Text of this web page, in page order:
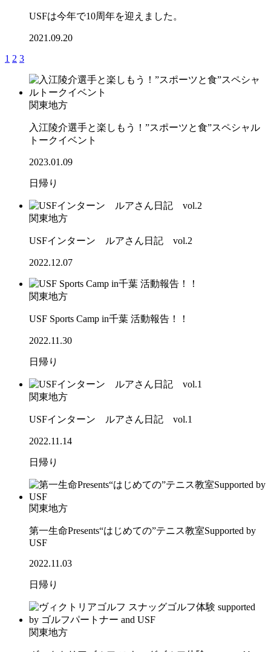
USFは今年で10周年を迎えました。
2021.09.20
1 2 3
関東地方
入江陵介選手と楽しもう！”スポーツと食”スペシャル
トークイベント
2023.01.09
日帰り
関東地方
USFインターン ルアさん日記 vol.2
2022.12.07
関東地方
USF Sports Camp in千葉 活動報告！！
2022.11.30
日帰り
関東地方
USFインターン ルアさん日記 vol.1
2022.11.14
日帰り
関東地方
第一生命Presents“はじめての”テニス教室Supported by
USF
2022.11.03
日帰り
関東地方